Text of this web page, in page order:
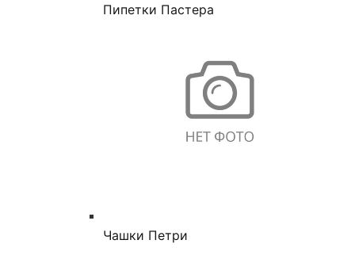
Пипетки Пастера
Чашки Петри